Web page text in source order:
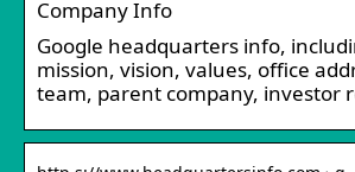
Company Info
Google headquarters info,
mission, vision, values, office
team, parent company, investor